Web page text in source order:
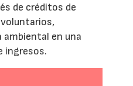
de créditos de
en una
ingresos.